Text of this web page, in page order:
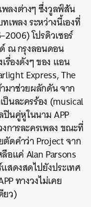
พลงต่างๆ ซึ่งวูลฟ์สัน
พลง ระหว่างนี้เองที่
โปรดิวเซอร์
ณ กรุงลอนดอน
รื่องดังๆ ของ แอน
Express, The
มาช่วยผลักดัน จาก
นละครร้อง (musical
นคู่หูในนาม APP
การละครเพลง ขณะที่
ดคำว่า Project จาก
อแค่ Alan Parsons
สดงสดไปยังประเทศ
ทางวงไม่เคย
ยว)